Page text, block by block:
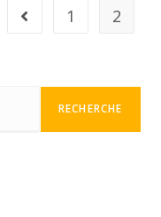
1 2
RECHERCHE